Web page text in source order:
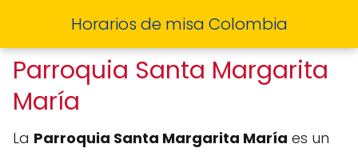
Horarios de misa Colombia
Parroquia Santa Margarita
María
La Parroquia Santa Margarita María es un